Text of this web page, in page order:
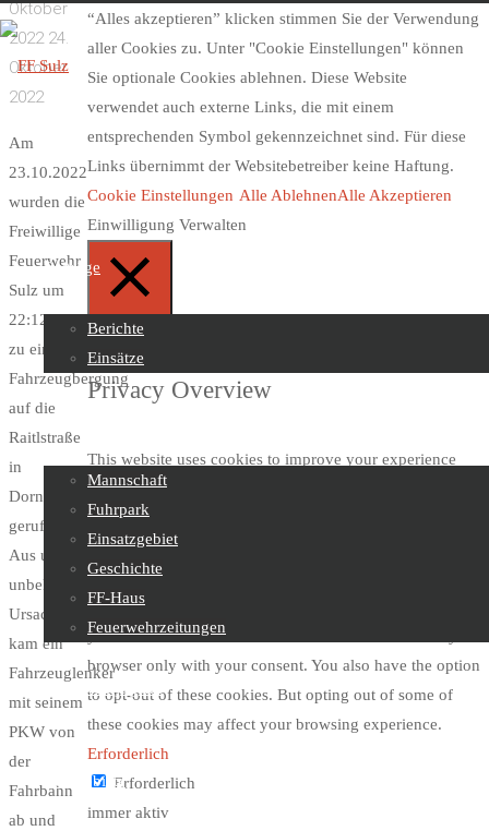
Sulz
Skip
to
content
Beiträge
Berichte
Einsätze
Über uns
Mannschaft
Fuhrpark
Einsatzgebiet
Geschichte
FF-Haus
Feuerwehrzeitungen
Feuerwehrjugend
Sachgebiete
Oktober
2022 24.
Oktober
2022
Am
23.10.2022
wurden die
Freiwillige
Feuerwehr
Sulz um
22:12 Uhr
zu einer
Fahrzeugbergung
auf die
Raitlstraße
in
Dornbach
gerufen.
Aus uns
unbekannter
Ursache
kam ein
Fahrzeuglenker
mit seinem
PKW von
der
Fahrbahn
ab und
“Alles akzeptieren” klicken stimmen Sie der Verwendung
aller Cookies zu. Unter "Cookie Einstellungen" können
Sie optionale Cookies ablehnen. Diese Website
verwendet auch externe Links, die mit einem
entsprechenden Symbol gekennzeichnet sind. Für diese
Links übernimmt der Websitebetreiber keine Haftung.
Cookie Einstellungen Alle AblehnenAlle Akzeptieren
Einwilligung Verwalten
Schließen
Privacy Overview
This website uses cookies to improve your experience
while you navigate through the website. Out of these, the
cookies that are categorized as necessary are stored on
your browser as they are essential for the working of
basic functionalities of the website. We also use third-
party cookies that help us analyze and understand how
you use this website. These cookies will be stored in your
browser only with your consent. You also have the option
to opt-out of these cookies. But opting out of some of
these cookies may affect your browsing experience.
Erforderlich
Erforderlich
immer aktiv